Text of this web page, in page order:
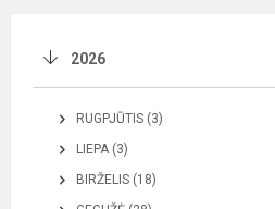
2026
RUGPJŪTIS (3)
LIEPA (3)
BIRŽELIS (18)